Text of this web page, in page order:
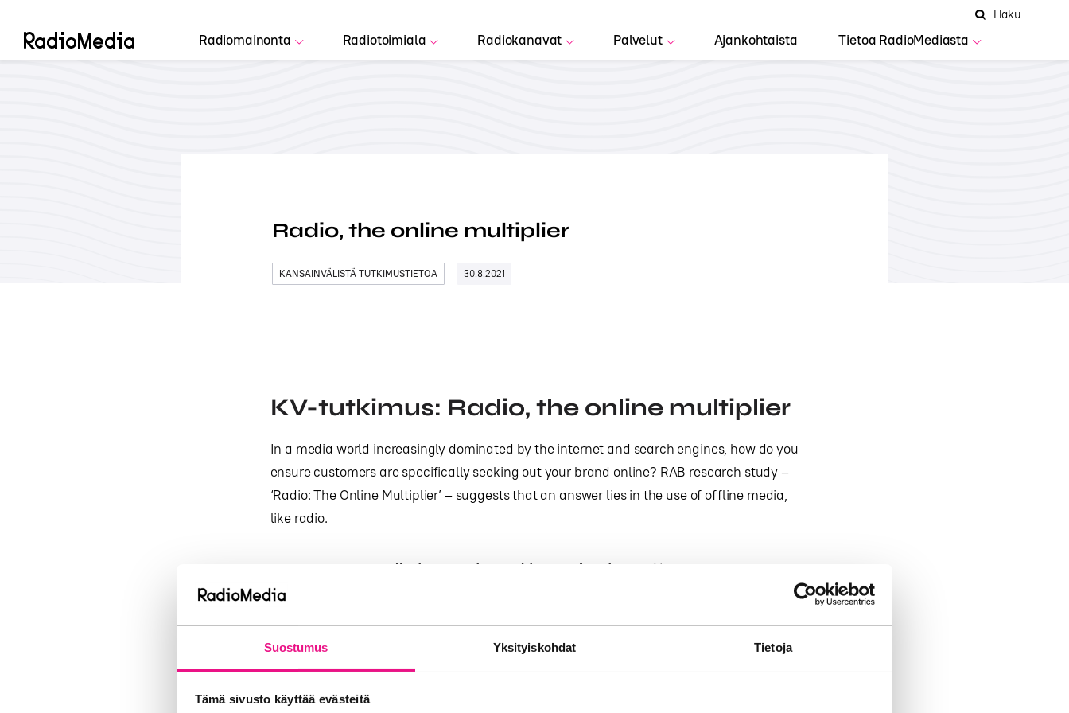
Suostumus Yksityiskohdat Tietoja
Tämä sivusto käyttää evästeitä
Radiomainonta Radiotoimiala Radiokanavat Palvelut Ajankohtaista Tietoa RadioMediasta
AvaaHaku
Hae
Radio, the online multiplier
KANSAINVÄLISTÄ TUTKIMUSTIETOA 30.8.2021
KV-tutkimus: Radio, the online multiplier
In a media world increasingly dominated by the internet and search engines, how do you
ensure customers are specifically seeking out your brand online? RAB research study –
‘Radio: The Online Multiplier’ – suggests that an answer lies in the use of offline media,
like radio.
Exposure to radio boosts brand browsing by 52%
Average uplift in brand browsing online across 23 campaigns
This is the first major research study to quantify how actual
exposure to offline media influences actual consumer